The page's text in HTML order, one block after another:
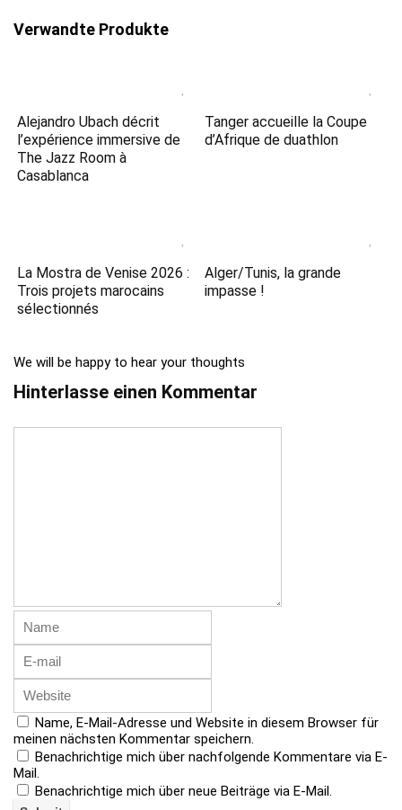
Verwandte Produkte
Alejandro Ubach décrit
l’expérience immersive de
The Jazz Room à
Casablanca
Tanger accueille la Coupe
d’Afrique de duathlon
La Mostra de Venise 2026 :
Trois projets marocains
sélectionnés
Alger/Tunis, la grande
impasse !
We will be happy to hear your thoughts
Hinterlasse einen Kommentar
Name, E-Mail-Adresse und Website in diesem Browser für
meinen nächsten Kommentar speichern.
Benachrichtige mich über nachfolgende Kommentare via E-
Mail.
Benachrichtige mich über neue Beiträge via E-Mail.